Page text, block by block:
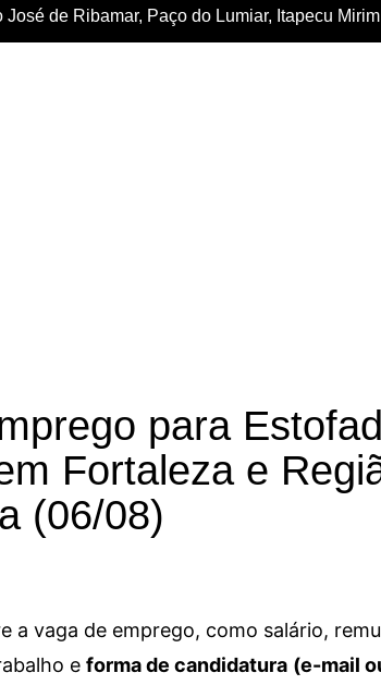
de Ribamar, Paço do Lumiar, Itapecu
para
Fortaleza e
(06/08)
a vaga de emprego, como salário,
e forma de candidatura (e-mail